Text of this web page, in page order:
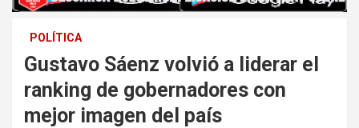
POLÍTICA
Gustavo Sáenz volvió a liderar el
ranking de gobernadores con
mejor imagen del país